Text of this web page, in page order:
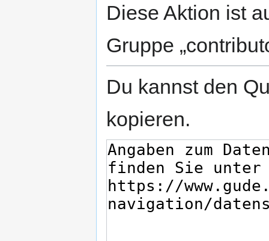
Diese Aktion ist
Gruppe
Du kannst den
kopieren.